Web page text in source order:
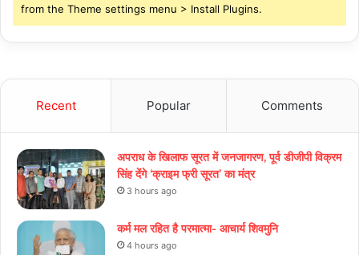
from the Theme settings menu > Install Plugins.
Recent Popular Comments
अपराध के खिलाफ सूरत में जनजागरण, पूर्व डीजीपी विक्रम
सिंह देंगे ‘क्राइम फ्री सूरत’ का मंत्र
3 hours ago
कर्म मल रहित है परमात्मा- आचार्य शिवमुनि
4 hours ago